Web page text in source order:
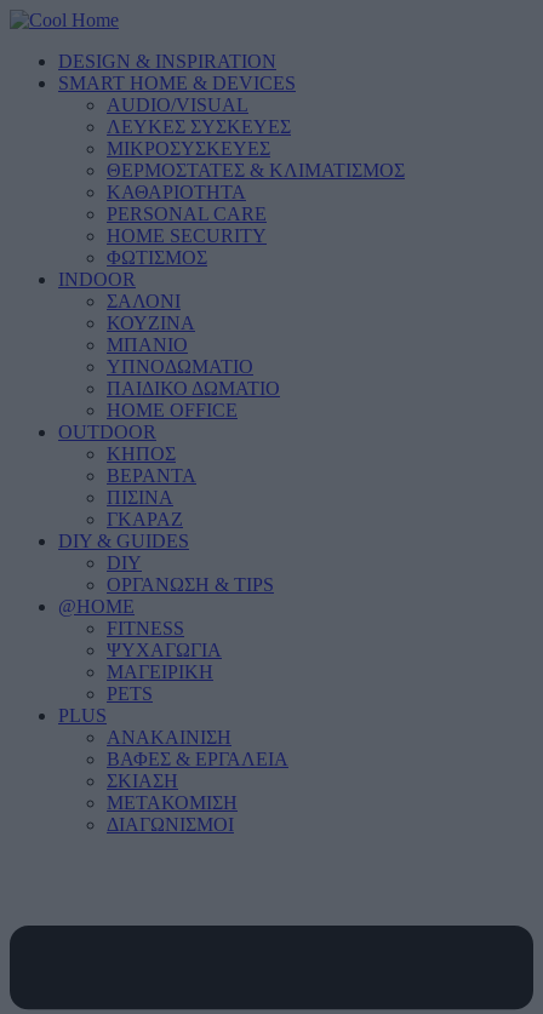
DESIGN & INSPIRATION
SMART HOME & DEVICES
AUDIO/VISUAL
ΛΕΥΚΕΣ ΣΥΣΚΕΥΕΣ
ΜΙΚΡΟΣΥΣΚΕΥΕΣ
ΘΕΡΜΟΣΤΑΤΕΣ & ΚΛΙΜΑΤΙΣΜΟΣ
ΚΑΘΑΡΙΟΤΗΤΑ
PERSONAL CARE
HOME SECURITY
ΦΩΤΙΣΜΟΣ
INDOOR
ΣΑΛΟΝΙ
ΚΟΥΖΙΝΑ
ΜΠΑΝΙΟ
ΥΠΝΟΔΩΜΑΤΙΟ
ΠΑΙΔΙΚΟ ΔΩΜΑΤΙΟ
HOME OFFICE
OUTDOOR
ΚΗΠΟΣ
ΒΕΡΑΝΤΑ
ΠΙΣΙΝΑ
ΓΚΑΡΑΖ
DIY & GUIDES
DIY
ΟΡΓΑΝΩΣΗ & TIPS
@HOME
FITNESS
ΨΥΧΑΓΩΓΙΑ
ΜΑΓΕΙΡΙΚΗ
PETS
PLUS
ΑΝΑΚΑΙΝΙΣΗ
ΒΑΦΕΣ & ΕΡΓΑΛΕΙΑ
ΣΚΙΑΣΗ
ΜΕΤΑΚΟΜΙΣΗ
ΔΙΑΓΩΝΙΣΜΟΙ